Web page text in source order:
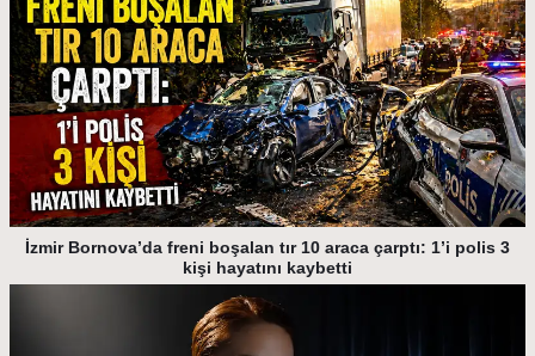
İzmir Bornova’da freni boşalan tır 10 araca çarptı: 1’i polis 3
kişi hayatını kaybetti